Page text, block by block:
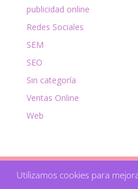
publicidad online
Redes Sociales
SEM
SEO
Sin categoría
Ventas Online
Web
Utilizamos cookies para